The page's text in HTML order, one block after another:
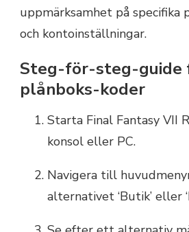
uppmärksamhet på specifika
och kontoinställningar.
Steg-för-steg-guide
plånboks-koder
Starta Final Fantasy VII
konsol eller PC.
Navigera till
alternativet ‘Butik’ eller